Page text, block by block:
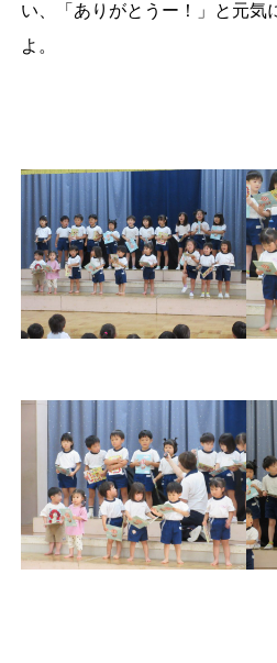
い、「ありがとうー！」と元気
よ。